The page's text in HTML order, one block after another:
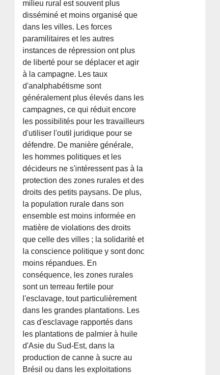
milieu rural est souvent plus
disséminé et moins organisé que
dans les villes. Les forces
paramilitaires et les autres
instances de répression ont plus
de liberté pour se déplacer et agir
à la campagne. Les taux
d'analphabétisme sont
généralement plus élevés dans les
campagnes, ce qui réduit encore
les possibilités pour les travailleurs
d'utiliser l'outil juridique pour se
défendre. De manière générale,
les hommes politiques et les
décideurs ne s'intéressent pas à la
protection des zones rurales et des
droits des petits paysans. De plus,
la population rurale dans son
ensemble est moins informée en
matière de violations des droits
que celle des villes ; la solidarité et
la conscience politique y sont donc
moins répandues. En
conséquence, les zones rurales
sont un terreau fertile pour
l'esclavage, tout particulièrement
dans les grandes plantations. Les
cas d'esclavage rapportés dans
les plantations de palmier à huile
d'Asie du Sud-Est, dans la
production de canne à sucre au
Brésil ou dans les exploitations